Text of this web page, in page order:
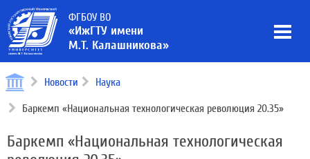
ФГБОУ ВО
«ИжГТУ имени
М.Т. Калашникова»
Новости Наука
Баркемп «Национальная технологическая революция 20.35»
Баркемп «Национальная технологическая